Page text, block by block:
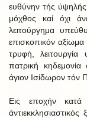
ευθύνην τής ύψηλής
μόχθος καί όχι
λειτούργημα
επισκοπικόν
τρυφή, λειτουργία
πατρική
άγιον Ισίδωρον τόν
Εις εποχήν κατά